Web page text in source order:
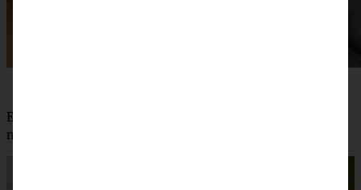
Ein richtig tolles Törtchen mit Möhren habe ich auch:
meine